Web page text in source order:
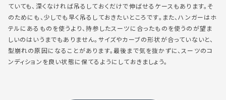
ていても、深くなければ吊るしておくだけで伸ばせるケースもあります。そ
のためにも、少しでも早く吊るしておきたいところです。また、ハンガーはホ
テルにあるものを使うより、持参したスーツに合ったものを使うのが望ま
しいのはいうまでもありません。サイズやカーブの形状が合っていないと、
型崩れの原因になることがあります。最後まで気を抜かずに、スーツのコ
ンディションを良い状態に保てるようにしておきましょう。